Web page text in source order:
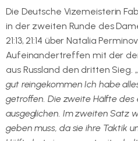
Die Deutsche Vizemeisterin
in der zweiten Runde des
21:13, 21:14 über Natalia
Aufeinandertreffen mit der
aus Russland den dritten Sieg. „
gut reingekommen Ich habe
getroffen. Die zweite Hälfte
ausgeglichen. Im zweiten Satz
geben muss, da sie ihre Taktik